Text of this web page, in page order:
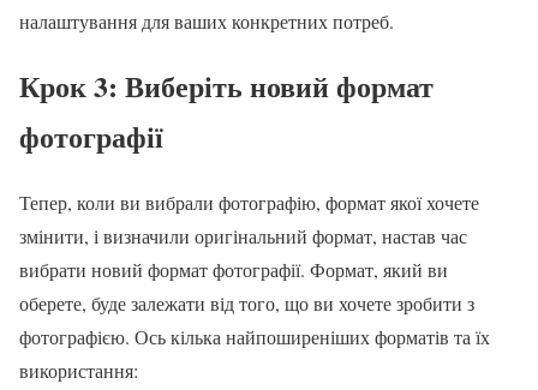
налаштування для ваших конкретних потреб.
Крок 3: Виберіть новий формат
фотографії
Тепер, коли ви вибрали фотографію, формат якої хочете
змінити, і визначили оригінальний формат, настав час
вибрати новий формат фотографії. Формат, який ви
оберете, буде залежати від того, що ви хочете зробити з
фотографією. Ось кілька найпоширеніших форматів та їх
використання: